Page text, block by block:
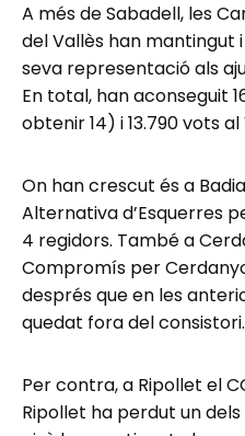
A més de Sabadell, les
del Vallès han mantingut
seva representació als
En total, han aconseguit
obtenir 14) i 13.790 vots
On han crescut és a
Alternativa d’Esquerres
4 regidors. També a
Compromís per
després que en les
quedat fora del consistori.
Per contra, a Ripollet el
Ripollet ha perdut un